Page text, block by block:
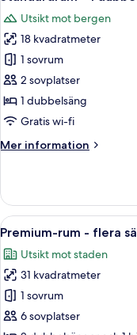
alla
foton
för
Standardrum
-
1
dubbelsäng
rökare
Utsikt mot bergen
18 kvadratmeter
1 sovrum
2 sovplatser
1 dubbelsäng
Gratis wi-fi
Mer information
Mer
-
dubbelsäng
rökare
Öppna
alla
foton
för
Premium-
rum
7
Premium-rum - flera
Utsikt mot staden
31 kvadratmeter
1 sovrum
6 sovplatser